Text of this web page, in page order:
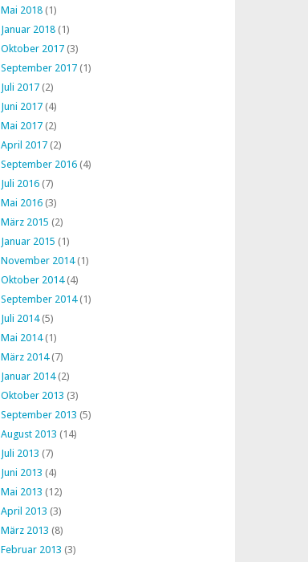
Mai 2018 (1)
Januar 2018 (1)
Oktober 2017 (3)
September 2017 (1)
Juli 2017 (2)
Juni 2017 (4)
Mai 2017 (2)
April 2017 (2)
September 2016 (4)
Juli 2016 (7)
Mai 2016 (3)
März 2015 (2)
Januar 2015 (1)
November 2014(1)
Oktober 2014(4)
September 2014(1)
Juli 2014(5)
Mai 2014(1)
März 2014(7)
Januar 2014(2)
Oktober 2013 (3)
September 2013 (5)
August 2013 (14)
Juli 2013 (7)
Juni 2013 (4)
Mai 2013 (12)
April 2013 (3)
März 2013 (8)
Februar 2013 (3)